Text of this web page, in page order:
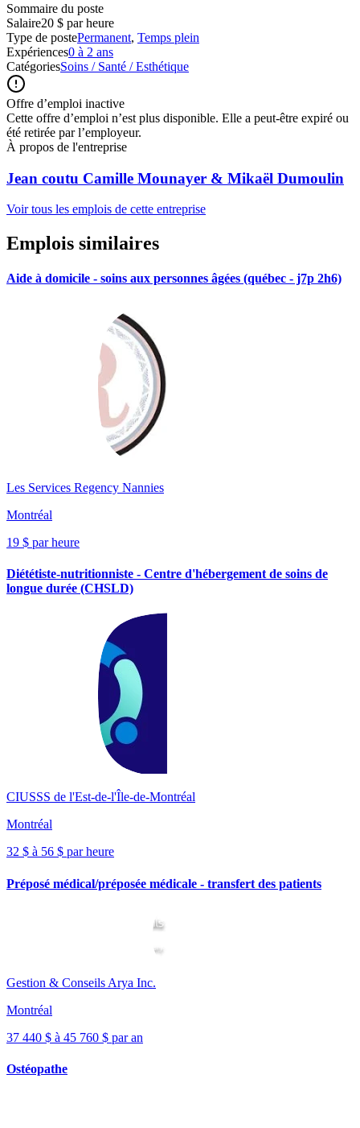
Sommaire du poste
Salaire20 $ par heure
Type de postePermanent, Temps plein
Expériences0 à 2 ans
CatégoriesSoins / Santé / Esthétique
Offre d’emploi inactive
Cette offre d’emploi n’est plus disponible. Elle a peut-être expiré ou
été retirée par l’employeur.
À propos de l'entreprise
Jean coutu Camille Mounayer & Mikaël Dumoulin
Voir tous les emplois de cette entreprise
Emplois similaires
Aide à domicile - soins aux personnes âgées (québec - j7p 2h6)
Les Services Regency Nannies
Montréal
19 $ par heure
Diététiste-nutritionniste - Centre d'hébergement de soins de
longue durée (CHSLD)
CIUSSS de l'Est-de-l'Île-de-Montréal
Montréal
32 $ à 56 $ par heure
Préposé médical/préposée médicale - transfert des patients
Gestion & Conseils Arya Inc.
Montréal
37 440 $ à 45 760 $ par an
Ostéopathe